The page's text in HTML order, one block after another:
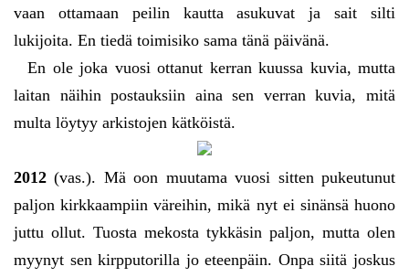
vaan ottamaan peilin kautta asukuvat ja sait silti
lukijoita. En tiedä toimisiko sama tänä päivänä.
En ole joka vuosi ottanut kerran kuussa kuvia, mutta
laitan näihin postauksiin aina sen verran kuvia, mitä
multa löytyy arkistojen kätköistä.
2012 (vas.). Mä oon muutama vuosi sitten pukeutunut
paljon kirkkaampiin väreihin, mikä nyt ei sinänsä huono
juttu ollut. Tuosta mekosta tykkäsin paljon, mutta olen
myynyt sen kirpputorilla jo eteenpäin. Onpa siitä joskus